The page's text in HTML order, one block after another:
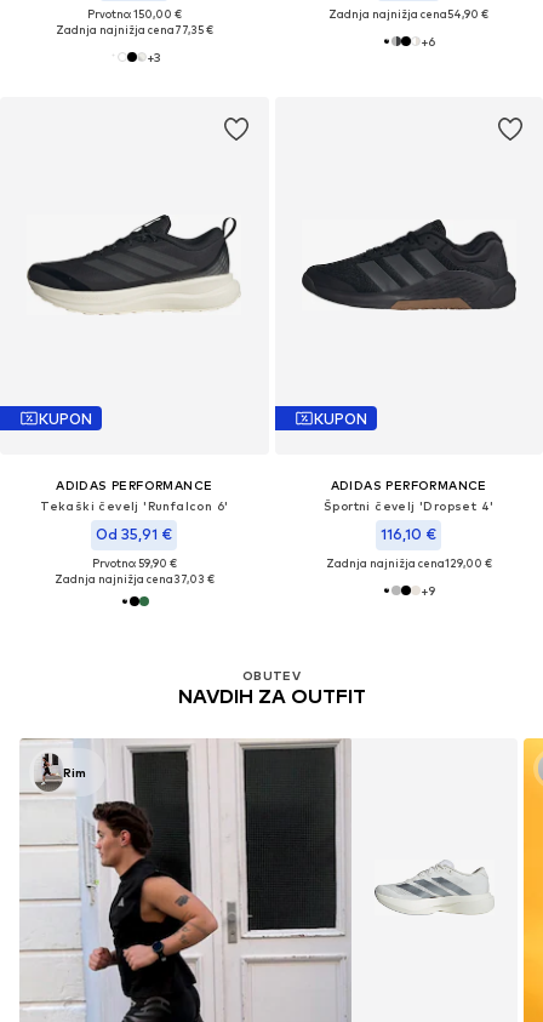
Prvotno: 150,00 €
Zadnja najnižja cena77,35 €
+3
Zadnja najnižja cena54,90 €
+6
KUPON
ADIDAS PERFORMANCE
Tekaški čevelj 'Runfalcon 6'
Od 35,91 €
Prvotno: 59,90 €
Zadnja najnižja cena37,03 €
KUPON
ADIDAS PERFORMANCE
Športni čevelj 'Dropset 4'
116,10 €
Zadnja najnižja cena129,00 €
+9
OBUTEV
NAVDIH ZA OUTFIT
Rim